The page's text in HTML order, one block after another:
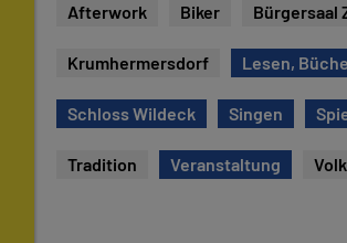
t
s
u
Afterwork Biker Bürgersaal
Krumhermersdorf Lesen,
Schloss Wildeck Singen
Tradition Veranstaltung